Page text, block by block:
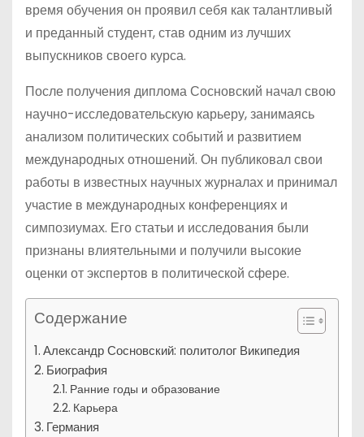
время обучения он проявил себя как талантливый
и преданный студент, став одним из лучших
выпускников своего курса.
После получения диплома Сосновский начал свою
научно-исследовательскую карьеру, занимаясь
анализом политических событий и развитием
международных отношений. Он публиковал свои
работы в известных научных журналах и принимал
участие в международных конференциях и
симпозиумах. Его статьи и исследования были
признаны влиятельными и получили высокие
оценки от экспертов в политической сфере.
Содержание
Александр Сосновский: политолог Википедия
Биография
Ранние годы и образование
Карьера
Германия